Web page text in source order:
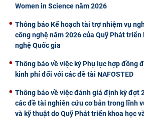
Women in Science năm 2026
Thông báo Kế hoạch tài trợ nhiệm vụ
công nghệ năm 2026 của Quỹ Phát triển
nghệ Quốc gia
Thông báo về việc ký Phụ lục hợp đồng
kinh phí đối với các đề tài NAFOSTED
Thông báo về việc đánh giá định kỳ đợt
các đề tài nghiên cứu cơ bản trong lĩnh
và kỹ thuật do Quỹ Phát triển khoa học